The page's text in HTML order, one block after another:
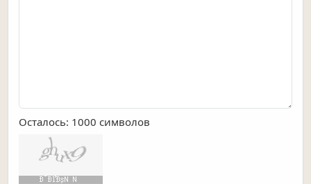
Осталось: 1000 символов